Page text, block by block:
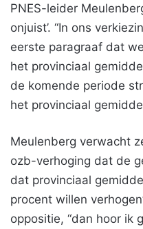
PNES-leider
onjuist’. “In ons
eerste paragraaf dat
het provinciaal
de komende periode
het provinciaal
Meulenberg verwacht
ozb-verhoging dat de
dat provinciaal
procent willen
oppositie, “dan hoor ik